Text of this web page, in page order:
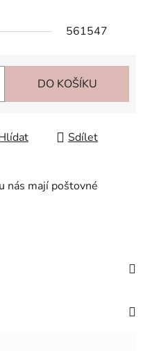
561547
DO KOŠÍKU
Sdílet
nás mají poštovné